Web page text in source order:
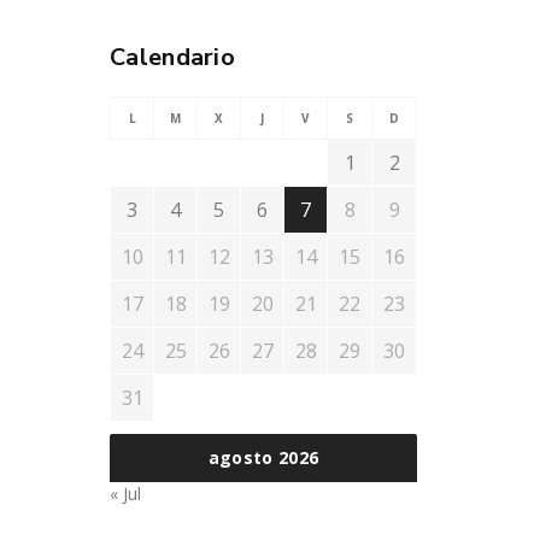
Calendario
agosto 2026
L M X J V S D
1
2
3
4 5 6 7 8
9
10
11 12 13 14 15
16
17
18 19 20 21 22
23
24
25 26 27 28 29
30
31
« Jul